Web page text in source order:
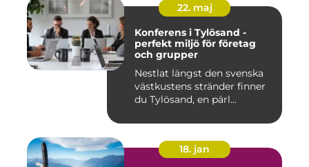
22. maj
Konferens i Tylösand -
perfekt miljö för företag
och grupper
Nestlat längst den svenska
västkustens stränder finner
du Tylösand, en pärl...
18. jan